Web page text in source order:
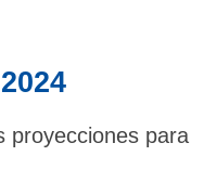
proyecciones para